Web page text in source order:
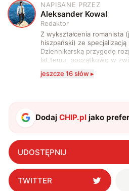
A
NAPISANE PRZEZ
Aleksander Kowal
Redaktor
Z wykształcenia romanista
hiszpański) ze
Dziennikarską przygodę
lat temu, początkowo w
komputerowych i filmów.
zdecydowanie częściej na
także uprawiać oraz
jeszcze 16 słów ▸
DodajCHIP.pl jako
UDOSTĘPNIJ
TWITTER